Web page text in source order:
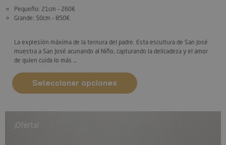
Pequeño: 21cm – 260€
Grande: 50cm – 850€
La expresión máxima de la ternura del padre. Esta escultura de San José
muestra a San José acunando al Niño, capturando la delicadeza y el amor
de quien cuida lo más …
Seleccionar opciones
¡Oferta!